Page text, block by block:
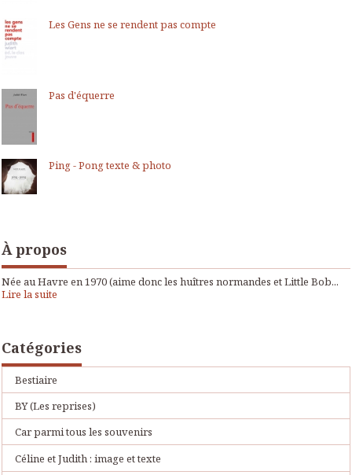
Les Gens ne se rendent pas compte
Pas d'équerre
Ping - Pong texte & photo
À propos
Née au Havre en 1970 (aime donc les huîtres normandes et Little Bob...
Lire la suite
Catégories
Bestiaire
BY (Les reprises)
Car parmi tous les souvenirs
Céline et Judith : image et texte